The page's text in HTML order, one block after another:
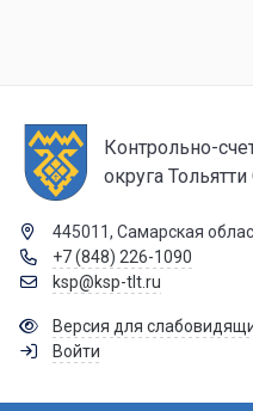
Контрольно-
округа
445011, Самарская
+7 (848) 226-1090
ksp@ksp-tlt.ru
Версия для
Войти